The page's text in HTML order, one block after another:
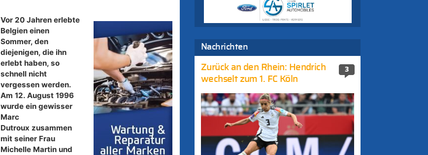
Vor 20 Jahren erlebte
Belgien einen
Sommer, den
diejenigen, die ihn
erlebt haben, so
schnell nicht
vergessen werden.
Am 12. August 1996
wurde ein gewisser
Marc
Dutroux zusammen
mit seiner Frau
Michelle Martin und
Nachrichten
3
Zurück an den Rhein: Hendrich
wechselt zum 1. FC Köln